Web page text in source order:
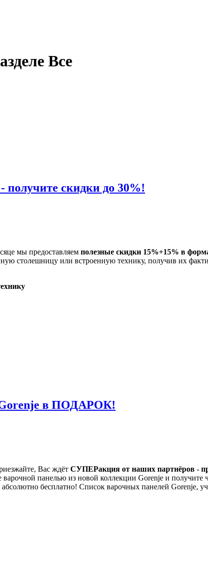
Все
скидки до 30%!
мы предоставляем полезные скидки 15%+15% в
столешницу или встроенную технику, получив их
в ПОДАРОК!
Вас ждёт СУПЕРакция от наших партнёров -
панелью из новой коллекции Gorenje и
бесплатно! Список варочных панелей Gorenje,